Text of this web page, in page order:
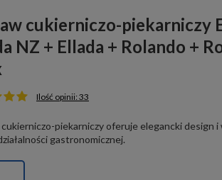
cukierniczo-piekarniczy
NZ + Ellada + Rolando +
Ilość opinii: 33
piekarniczy oferuje elegancki design
gastronomicznej.